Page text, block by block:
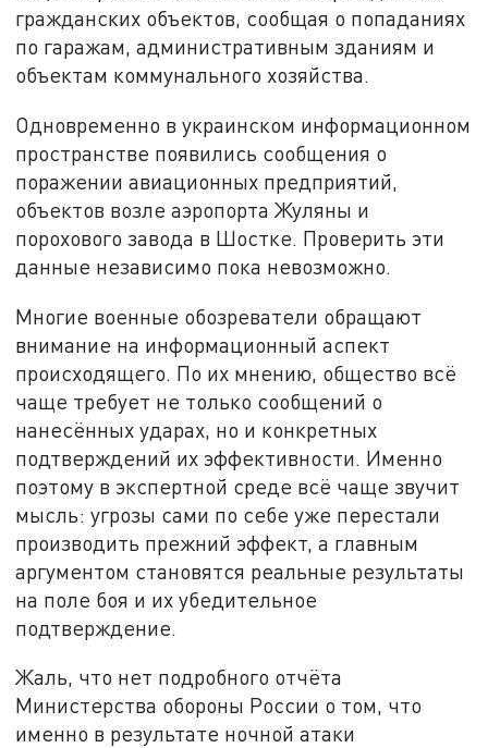
гражданских объектов, сообщая о попаданиях
по гаражам, административным зданиям и
объектам коммунального хозяйства.
Одновременно в украинском информационном
пространстве появились сообщения о
поражении авиационных предприятий,
объектов возле аэропорта Жуляны и
порохового завода в Шостке. Проверить эти
данные независимо пока невозможно.
Многие военные обозреватели обращают
внимание на информационный аспект
происходящего. По их мнению, общество всё
чаще требует не только сообщений о
нанесённых ударах, но и конкретных
подтверждений их эффективности. Именно
поэтому в экспертной среде всё чаще звучит
мысль: угрозы сами по себе уже перестали
производить прежний эффект, а главным
аргументом становятся реальные результаты
на поле боя и их убедительное
подтверждение.
Жаль, что нет подробного отчёта
Министерства обороны России о том, что
именно в результате ночной атаки